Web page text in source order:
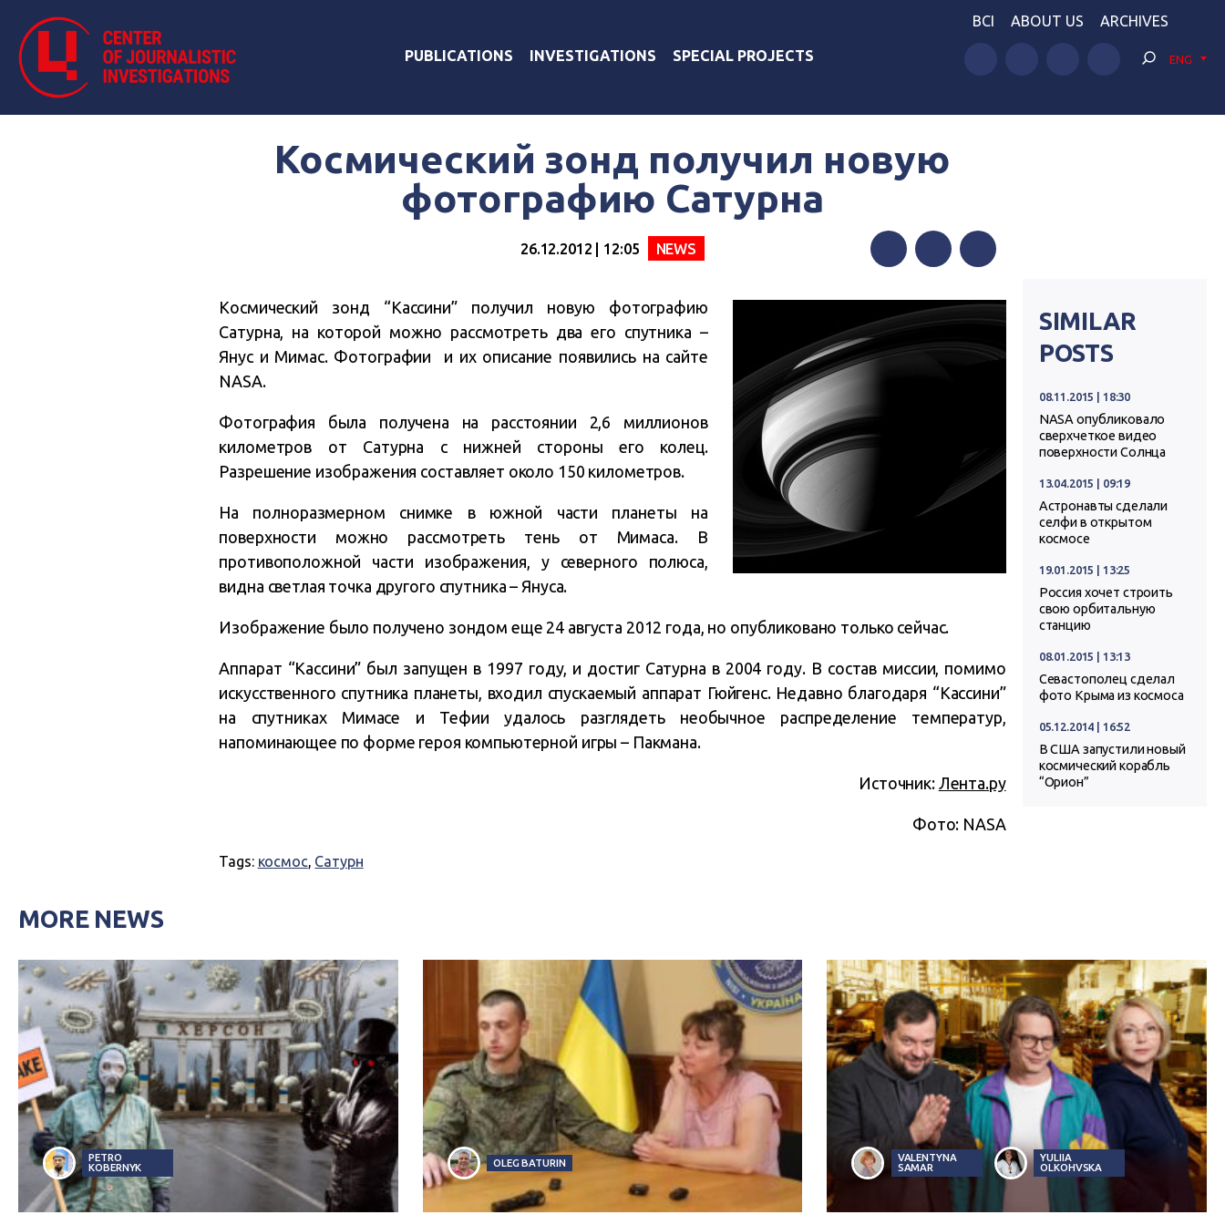
PUBLICATIONS INVESTIGATIONS SPECIAL PROJECTS
BCI ABOUT US ARCHIVES
ENG
Космический зонд получил новую
фотографию Сатурна
26.12.2012 | 12:05 NEWS
Космический зонд “Кассини” получил новую фотографию
Сатурна, на которой можно рассмотреть два его спутника –
Янус и Мимас. Фотографии и их описание появились на сайте
NASA.
Фотография была получена на расстоянии 2,6 миллионов
километров от Сатурна с нижней стороны его колец.
Разрешение изображения составляет около 150 километров.
На полноразмерном снимке в южной части планеты на
поверхности можно рассмотреть тень от Мимаса. В
противоположной части изображения, у северного полюса,
видна светлая точка другого спутника – Януса.
Изображение было получено зондом еще 24 августа 2012 года, но опубликовано только сейчас.
Аппарат “Кассини” был запущен в 1997 году, и достиг Сатурна в 2004 году. В состав миссии, помимо
искусственного спутника планеты, входил спускаемый аппарат Гюйгенс. Недавно благодаря “Кассини”
на спутниках Мимасе и Тефии удалось разглядеть необычное распределение температур,
напоминающее по форме героя компьютерной игры – Пакмана.
Источник: Лента.ру
Фото: NASA
Tags: космос, Сатурн
SIMILAR
POSTS
08.11.2015 | 18:30
NASA опубликовало
сверхчеткое видео
поверхности Солнца
13.04.2015 | 09:19
Астронавты сделали
селфи в открытом
космосе
19.01.2015 | 13:25
Россия хочет строить
свою орбитальную
станцию
08.01.2015 | 13:13
Севастополец сделал
фото Крыма из космоса
05.12.2014 | 16:52
В США запустили новый
космический корабль
“Орион”
MORE NEWS
PETRO
KOBERNYK
OLEG BATURIN
VALENTYNA
SAMAR
YULIIA
OLKOHVSKA